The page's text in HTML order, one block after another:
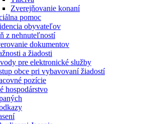
Zverejňovanie konaní
pomoc
obyvateľov
z nehnuteľností
dokumentov
a žiadosti
pre elektronické služby
obce pri vybavovaní žiadostí
pozície
hospodárstvo